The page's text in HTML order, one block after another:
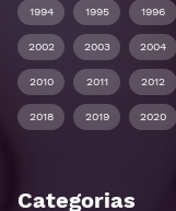
1994 1995 1996
2002 2003 2004
2010 2011 2012
2018 2019 2020
Categorias